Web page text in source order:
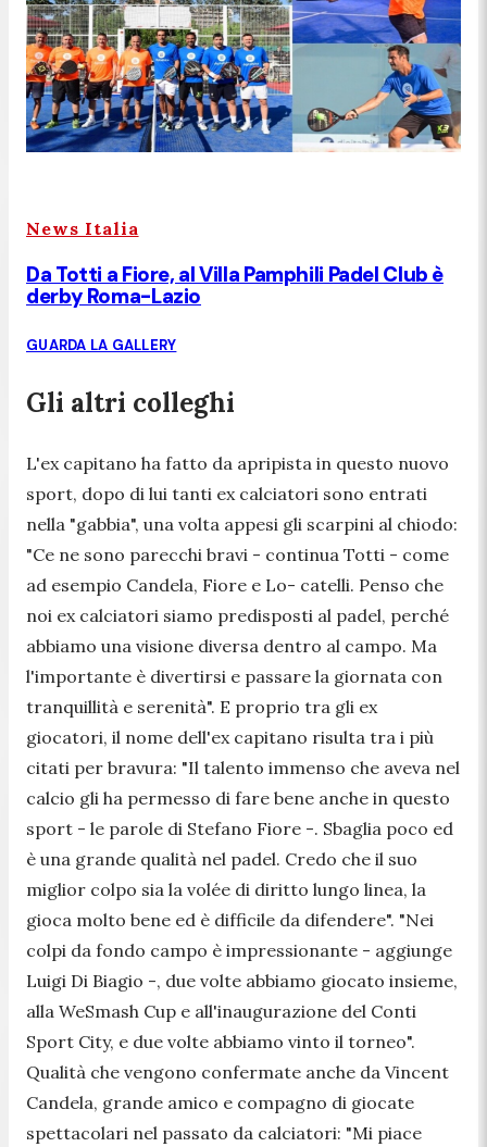
News Italia
Da Totti a Fiore, al Villa Pamphili Padel Club è
derby Roma-Lazio
GUARDA LA GALLERY
Gli altri colleghi
L'ex capitano ha fatto da apripista in questo nuovo
sport, dopo di lui tanti ex calciatori sono entrati
nella "gabbia", una volta appesi gli scarpini al chiodo:
"Ce ne sono parecchi bravi - continua Totti - come
ad esempio Candela, Fiore e Lo- catelli. Penso che
noi ex calciatori siamo predisposti al padel, perché
abbiamo una visione diversa dentro al campo. Ma
l'importante è divertirsi e passare la giornata con
tranquillità e serenità". E proprio tra gli ex
giocatori, il nome dell'ex capitano risulta tra i più
citati per bravura: "Il talento immenso che aveva nel
calcio gli ha permesso di fare bene anche in questo
sport - le parole di Stefano Fiore -. Sbaglia poco ed
è una grande qualità nel padel. Credo che il suo
miglior colpo sia la volée di diritto lungo linea, la
gioca molto bene ed è difficile da difendere". "Nei
colpi da fondo campo è impressionante - aggiunge
Luigi Di Biagio -, due volte abbiamo giocato insieme,
alla WeSmash Cup e all'inaugurazione del Conti
Sport City, e due volte abbiamo vinto il torneo".
Qualità che vengono confermate anche da Vincent
Candela, grande amico e compagno di giocate
spettacolari nel passato da calciatori: "Mi piace